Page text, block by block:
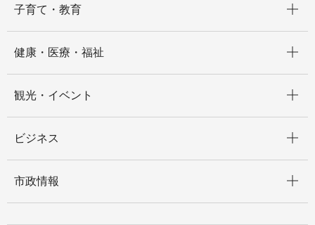
子育て・教育
健康・医療・福祉
観光・イベント
ビジネス
市政情報